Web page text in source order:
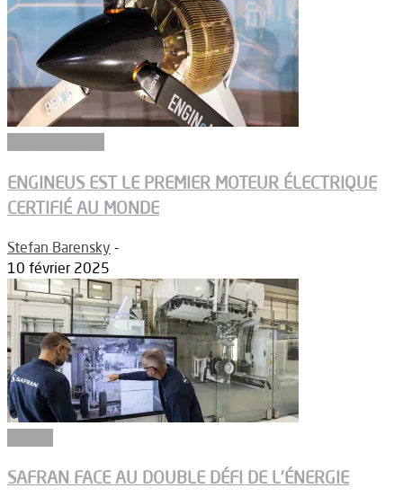
ENGINEUS EST LE PREMIER MOTEUR ÉLECTRIQUE
CERTIFIÉ AU MONDE
Stefan Barensky -
10 février 2025
SAFRAN FACE AU DOUBLE DÉFI DE L’ÉNERGIE